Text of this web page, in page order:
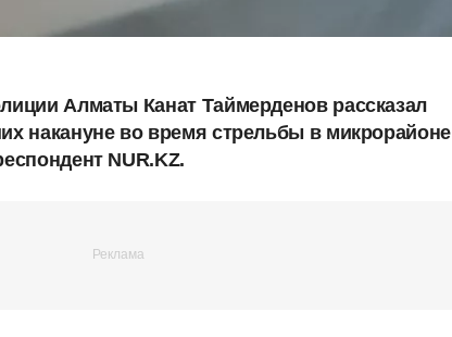
Алматы Канат Таймерденов рассказал
накануне во время стрельбы в микрорайоне
NUR.KZ.